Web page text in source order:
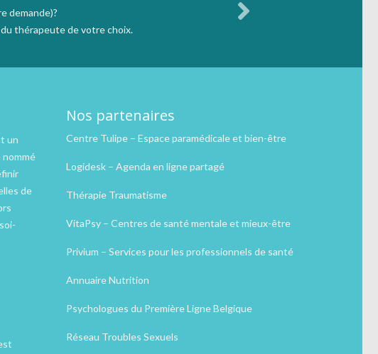
demande)?
thérapeute de votre choix.
un
de
Nos partenaires
Centre Tulipe – Espace paramédicale et bien-être
Logidesk – Agenda en ligne partagé
Thérapie Traumatisme
VitaPsy – Centres de santé mentale et mieux-être
Privium – Services pour les professionnels de santé
Annuaire Nutrition
Psychologues du Première Ligne Belgique
Réseau Troubles Sexuels